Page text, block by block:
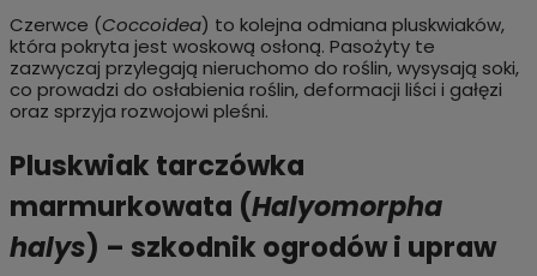
Czerwce (Coccoidea) to kolejna odmiana pluskwiaków,
która pokryta jest woskową osłoną. Pasożyty te
zazwyczaj przylegają nieruchomo do roślin, wysysają soki,
co prowadzi do osłabienia roślin, deformacji liści i gałęzi
oraz sprzyja rozwojowi pleśni.
Pluskwiak tarczówka
marmurkowata (Halyomorpha
halys) – szkodnik ogrodów i upraw